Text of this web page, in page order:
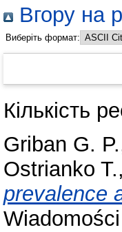
Вгору на
Виберіть формат:
Кількість
Griban G. P.
Ostrianko T.,
prevalence